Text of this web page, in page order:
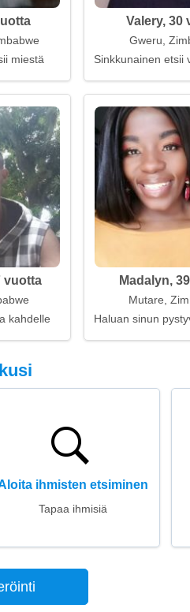
miestä
Valery, 30
Gweru,
Sinkkunainen etsii
vuotta
kahdelle
Madalyn,
Mutare,
Haluan sinun
ihmisten etsiminen
Tapaa ihmisiä